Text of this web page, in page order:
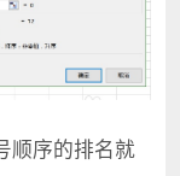
序的排名就